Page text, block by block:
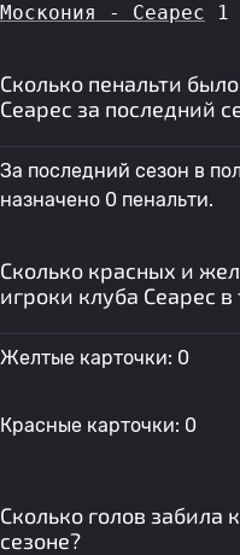
Москония - Сеарес 1
Сколько пенальти
Сеарес за последний
За последний сезон в
назначено 0 пенальти.
Сколько красных и
игроки клуба Сеарес
Желтые карточки: 0
Красные карточки: 0
Сколько голов
сезоне?